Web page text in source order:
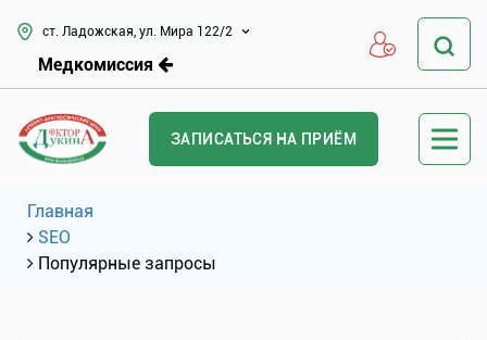
ст. Ладожская, ул. Мира 122/2
Медкомиссия
ЗАПИСАТЬСЯ НА ПРИЁМ
Главная
SEO
Популярные запросы